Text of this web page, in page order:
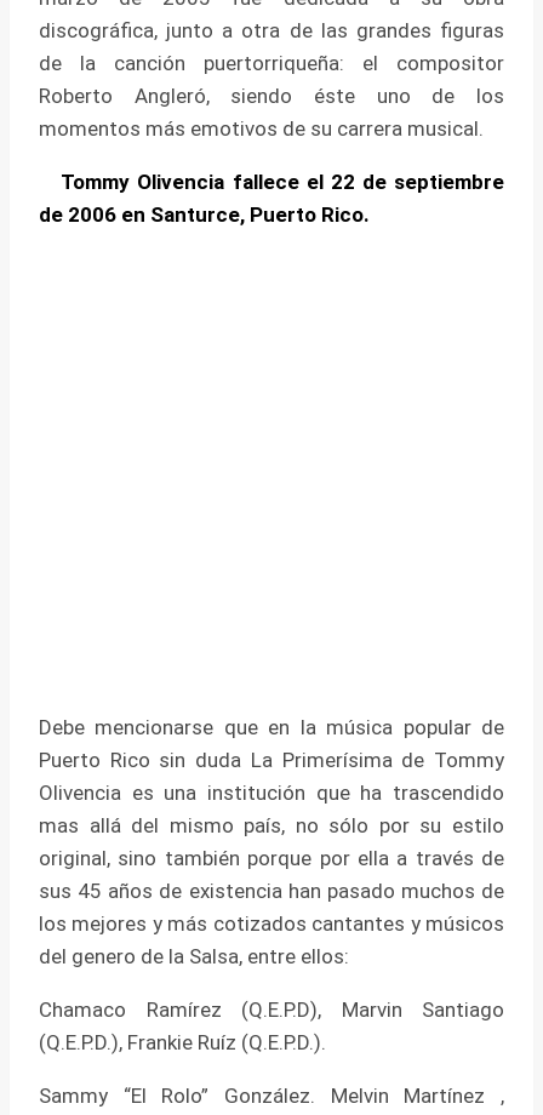
discográfica, junto a otra de las grandes figuras
de la canción puertorriqueña: el compositor
Roberto Angleró, siendo éste uno de los
momentos más emotivos de su carrera musical.
Tommy Olivencia fallece el 22 de septiembre
de 2006 en Santurce, Puerto Rico.
Debe mencionarse que en la música popular de
Puerto Rico sin duda La Primerísima de Tommy
Olivencia es una institución que ha trascendido
mas allá del mismo país, no sólo por su estilo
original, sino también porque por ella a través de
sus 45 años de existencia han pasado muchos de
los mejores y más cotizados cantantes y músicos
del genero de la Salsa, entre ellos:
Chamaco Ramírez (Q.E.P.D), Marvin Santiago
(Q.E.P.D.), Frankie Ruíz (Q.E.P.D.).
Sammy “El Rolo” González. Melvin Martínez ,